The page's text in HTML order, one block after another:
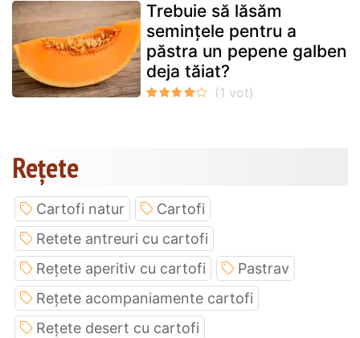
Trebuie să lăsăm
semințele pentru a
păstra un pepene galben
deja tăiat?
Rețete
Cartofi natur
Cartofi
Retete antreuri cu cartofi
Rețete aperitiv cu cartofi
Pastrav
Rețete acompaniamente cartofi
Rețete desert cu cartofi